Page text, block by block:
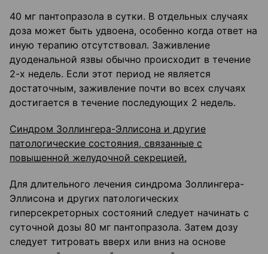
40 мг пантопразола в сутки. В отдельных случаях
доза может быть удвоена, особенно когда ответ на
иную терапию отсутствовал. Заживление
дуоденальной язвы обычно происходит в течение
2-х недель. Если этот период не является
достаточным, заживление почти во всех случаях
достигается в течение последующих 2 недель.
Синдром Золлингера-Эллисона и другие
патологические состояния, связанные с
повышенной желудочной секрецией.
Для длительного лечения синдрома Золлингера-
Эллисона и других патологических
гиперсекреторных состояний следует начинать с
суточной дозы 80 мг пантопразола. Затем дозу
следует титровать вверх или вниз на основе